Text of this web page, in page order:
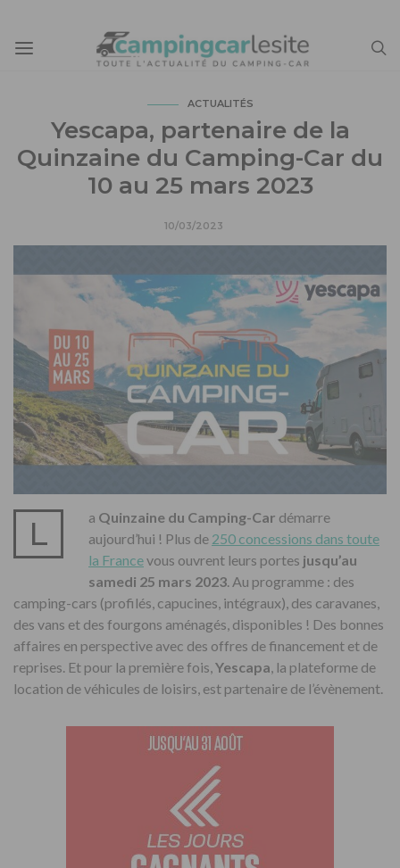
ACTUALITÉS
Yescapa, partenaire de la
Quinzaine du Camping-Car du
10 au 25 mars 2023
10/03/2023
L a Quinzaine du Camping-Car démarre
aujourd’hui ! Plus de 250 concessions dans toute
la Francevous ouvrent leurs portes jusqu’au
samedi 25 mars 2023 . Au programme : des
camping-cars (profilés, capucines, intégraux), des caravanes,
des vans et des fourgons aménagés, disponibles ! Des bonnes
affaires en perspective avec des offres de financement et de
reprises. Et pour la première fois, Yescapa , la plateforme de
location de véhicules de loisirs, est partenaire de l’évènement.